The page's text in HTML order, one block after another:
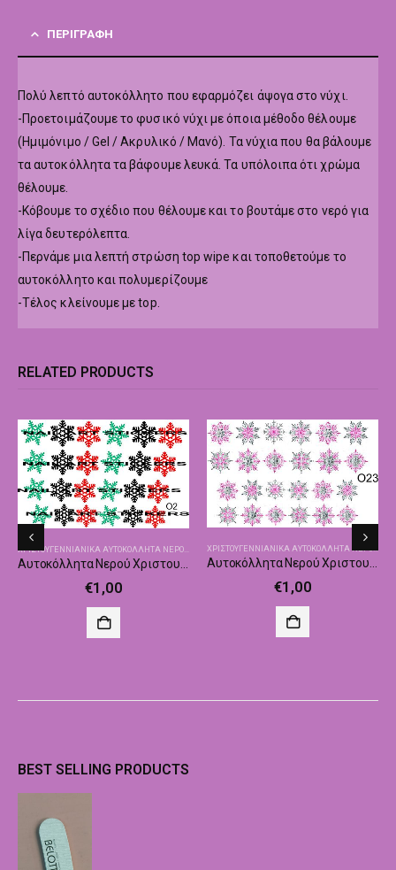
ΠΕΡΙΓΡΑΦΉ
Πολύ λεπτό αυτοκόλλητο που εφαρμόζει άψογα στο νύχι.
-Προετοιμάζουμε το φυσικό νύχι με όποια μέθοδο θέλουμε
(Ημιμόνιμο / Gel / Ακρυλικό / Μανό). Τα νύχια που θα βάλουμε
τα αυτοκόλλητα τα βάφουμε λευκά. Τα υπόλοιπα ότι χρώμα
θέλουμε.
-Κόβουμε το σχέδιο που θέλουμε και το βουτάμε στο νερό για
λίγα δευτερόλεπτα.
-Περνάμε μια λεπτή στρώση top wipe και τοποθετούμε το
αυτοκόλλητο και πολυμερίζουμε
-Τέλος κλείνουμε με top.
RELATED PRODUCTS
ΧΡΙΣΤΟΥΓΕΝΝΙΆΤΙΚΑ ΑΥΤΟΚΌΛΛΗΤΑ - ΔΙΑΚΟΣΜΗΤΙΚΆ
ΧΡΙΣΤΟΥΓΕΝΝΙΑΝΙΚΑ ΑΥΤΟΚΌΛΛΗΤΑ ΝΕΡΟΎ, ΧΡΙΣΤΟΥΓΕΝΝΙΆΤΙΚΑ ΑΥΤΟΚΌΛΛΗΤΑ -
Αυτοκόλλητα Νερού Χριστουγεννιάτικα Nailswalk Ο2
€1,00
ΧΡΙΣΤΟΥΓΕΝΝΙΑΝΙΚΑ ΑΥΤΟΚΌΛΛΗΤΑ ΝΕΡΟΎ,
Αυτοκόλλητα Νερού Χριστουγεννιάτικα Nailswalk Ο23
€1,00
BEST SELLING PRODUCTS